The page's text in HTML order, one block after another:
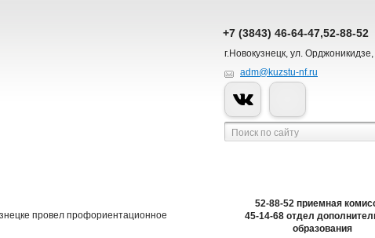
+7 (3843) 46-64-47,52-88-52
г.Новокузнецк, ул.
adm@kuzstu-nf.ru
провел профориентационное
52-88-52 приемная
45-14-68 отдел
образования